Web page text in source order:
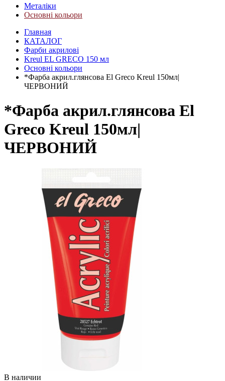
Металіки
Основні кольори
Главная
КАТАЛОГ
Фарби акрилові
Kreul EL GRECO 150 мл
Основні кольори
*Фарба акрил.глянсова El Greco Kreul 150мл|
ЧЕРВОНИЙ
*Фарба акрил.глянсова El
Greco Kreul 150мл|
ЧЕРВОНИЙ
В наличии